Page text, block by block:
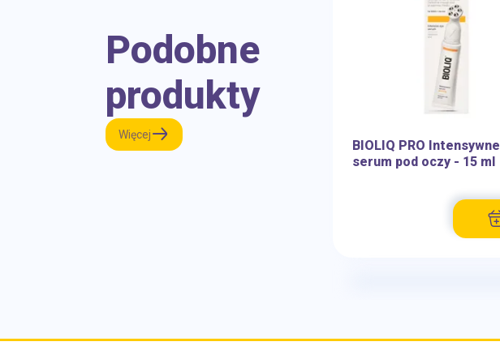
Podobne
produkty
Więcej
BIOLIQ PRO Intensywne
serum pod oczy - 15 ml